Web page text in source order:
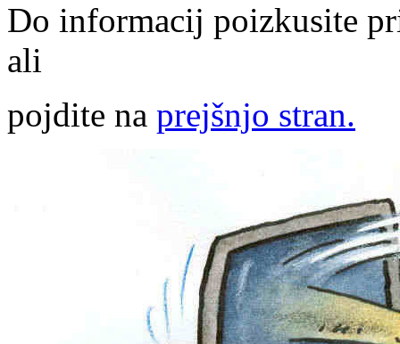
Do informacij poizkusite
ali
pojdite na prejšnjo stran.